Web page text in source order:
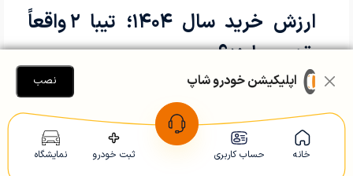
ارزش خرید سال ۱۴۰۴؛ تیبا ۲ واقعاً
چقدر می‌ارزد؟
ارزان‌ترین هاچ‌بک‌هایی است که بین خریداران کم‌ریسک
محبوب مانده است. طبق داده‌های ثبت‌شده در
دیتابیس
خانه حساب کاربری ثبت خودرو نمایشگاه
اپلیکیشن خودرو شاپ نصب